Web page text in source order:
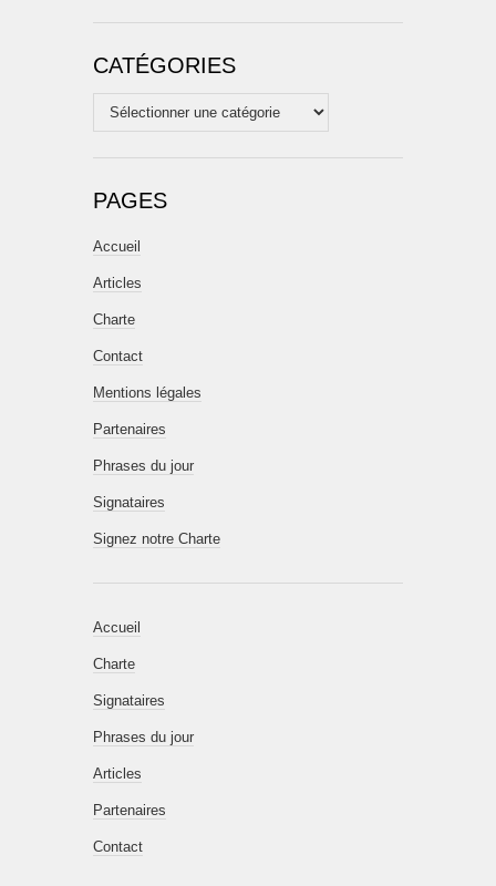
CATÉGORIES
Catégories
PAGES
Accueil
Articles
Charte
Contact
Mentions légales
Partenaires
Phrases du jour
Signataires
Signez notre Charte
Accueil
Charte
Signataires
Phrases du jour
Articles
Partenaires
Contact